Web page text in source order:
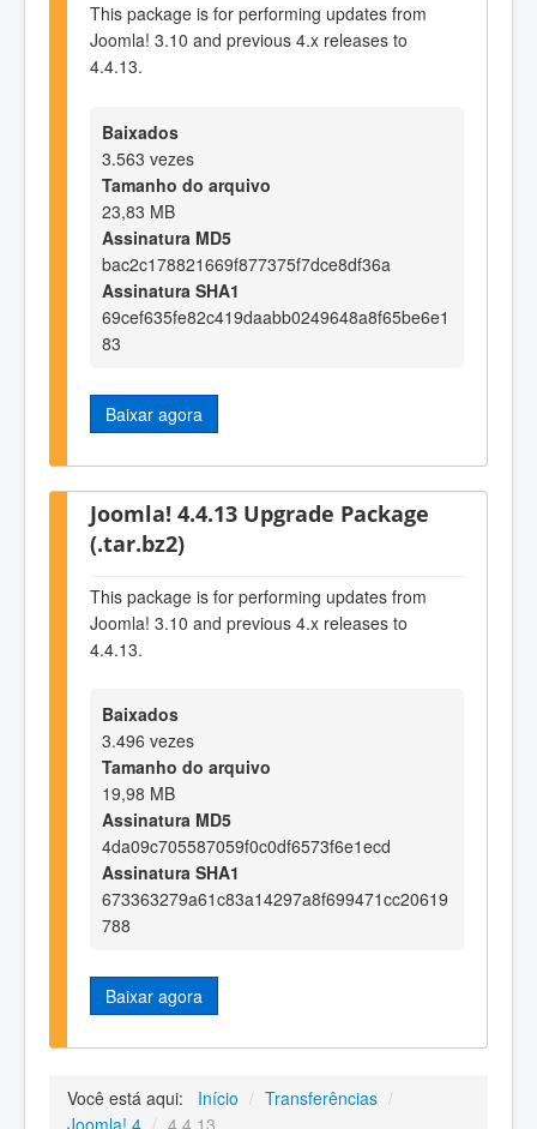
This package is for performing updates from
Joomla! 3.10 and previous 4.x releases to
4.4.13.
Baixados
3.563 vezes
Tamanho do arquivo
23,83 MB
Assinatura MD5
bac2c178821669f877375f7dce8df36a
Assinatura SHA1
69cef635fe82c419daabb0249648a8f65be6e1
83
Baixar agora
Joomla! 4.4.13 Upgrade Package
(.tar.bz2)
This package is for performing updates from
Joomla! 3.10 and previous 4.x releases to
4.4.13.
Baixados
3.496 vezes
Tamanho do arquivo
19,98 MB
Assinatura MD5
4da09c705587059f0c0df6573f6e1ecd
Assinatura SHA1
673363279a61c83a14297a8f699471cc20619
788
Baixar agora
Você está aqui: Início / Transferências /